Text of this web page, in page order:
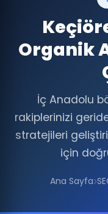
Organik
İç Anadolu
rakiplerinizi
stratejileri
için
Ana Sayfa